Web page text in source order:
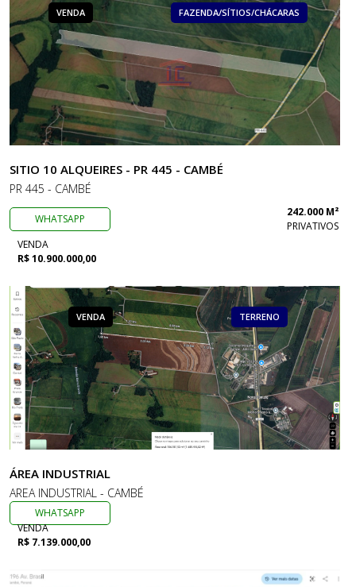
VENDA FAZENDA/SÍTIOS/CHÁCARAS
SITIO 10 ALQUEIRES - PR 445 - CAMBÉ
PR 445 - CAMBÉ
WHATSAPP
242.000 M²
PRIVATIVOS
VENDA
R$ 10.900.000,00
VENDA TERRENO
ÁREA INDUSTRIAL
AREA INDUSTRIAL - CAMBÉ
WHATSAPP
VENDA
R$ 7.139.000,00